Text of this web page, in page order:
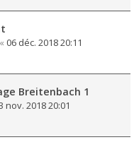
« 06 déc. 2018 20:11
Breitenbach 1
nov. 2018 20:01